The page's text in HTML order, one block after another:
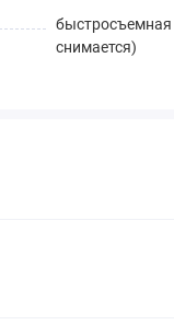
быстросъемная
снимается)